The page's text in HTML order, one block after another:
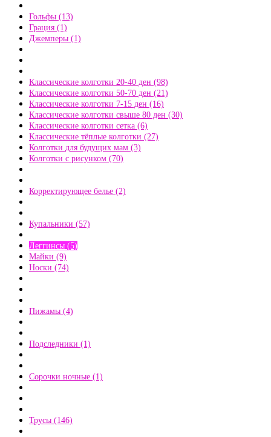
Гольфы (13)
Грация (1)
Джемперы (1)
Классические колготки 20-40 ден (98)
Классические колготки 50-70 ден (21)
Классические колготки 7-15 ден (16)
Классические колготки свыше 80 ден (30)
Классические колготки сетка (6)
Классические тёплые колготки (27)
Колготки для будущих мам (3)
Колготки с рисунком (70)
Корректирующее белье (2)
Купальники (57)
Леггинсы (5)
Майки (9)
Носки (74)
Пижамы (4)
Подследники (1)
Сорочки ночные (1)
Трусы (146)